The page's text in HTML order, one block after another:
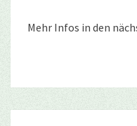
Mehr Infos in den